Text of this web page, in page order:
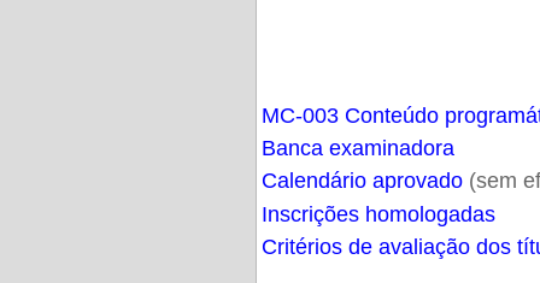
MC-003 Conteúdo
Banca examinadora
Calendário aprovado(sem
Inscrições homologadas
Critérios de avaliação dos